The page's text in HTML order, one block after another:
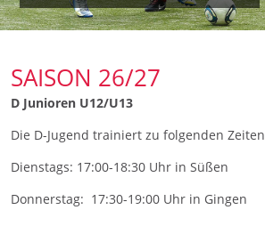
ABTEILUNGEN & ANGEBOTE
TB-WELT
KONTAKT
SAISON 26/27
D Junioren U12/U13
Die D-Jugend trainiert zu folgenden Zeiten
Dienstags: 17:00-18:30 Uhr in Süßen
Donnerstag: 17:30-19:00 Uhr in Gingen